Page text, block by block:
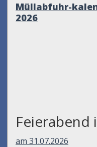
Müllabfuhr-
2026
Feierabend
am 31.07.2026